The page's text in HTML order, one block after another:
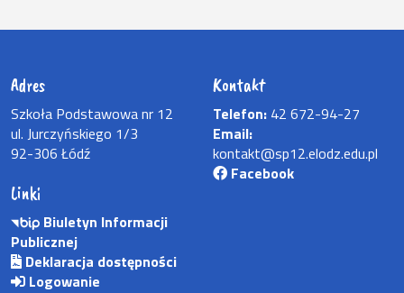
Adres
Szkoła Podstawowa nr 12
ul. Jurczyńskiego 1/3
92-306 Łódź
Kontakt
Telefon: 42 672-94-27
Email:
kontakt@sp12.elodz.edu.pl
Facebook
Linki
Biuletyn Informacji
Publicznej
Deklaracja dostępności
Logowanie